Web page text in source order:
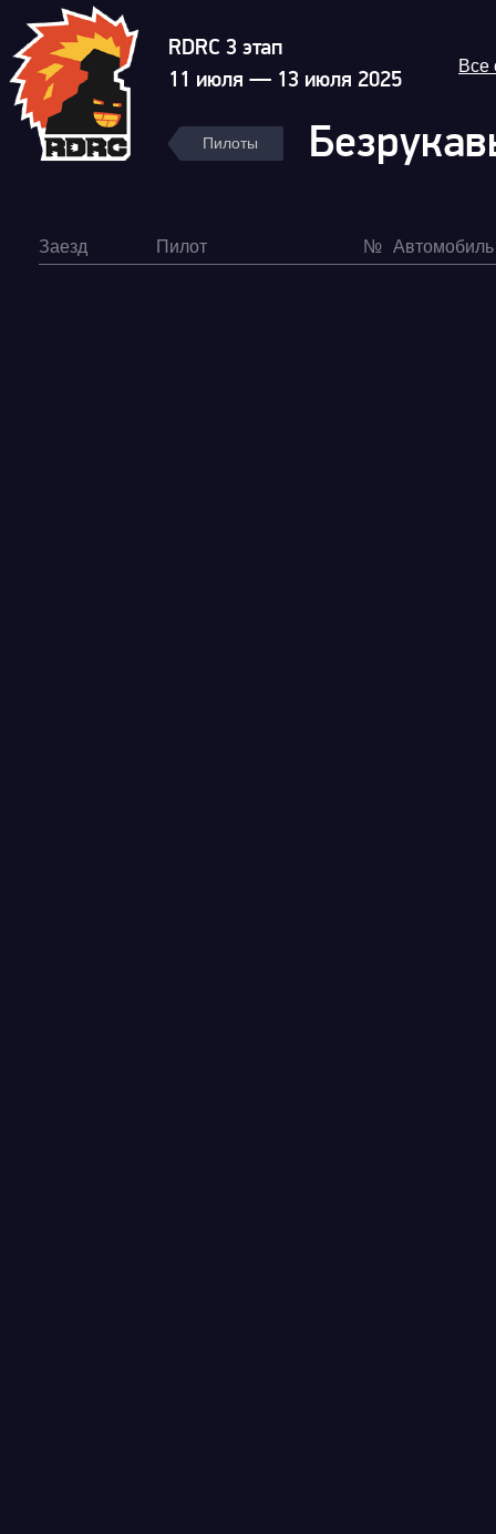
RDRC 3 этап
11 июля — 13 июля 2025
Все
Пилоты
Заезд Пилот № Автомобиль